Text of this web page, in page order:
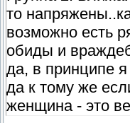
то
возможно есть
обиды и
да, в принципе
да к тому же
женщина - это